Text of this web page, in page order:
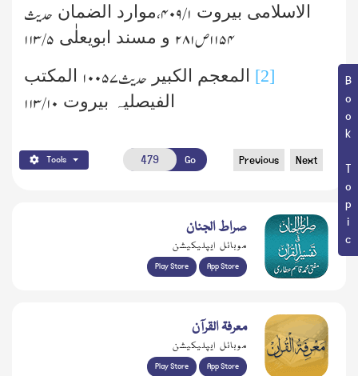
Book Topic
الاسلامی بیروت ۱ /۴۰۹، موارد الضمان حدیث
۱۱۵۴ص۲۸۱ و مسند ابویعلٰی ۵ /۱۱۳
[2] المعجم الکبیر حدیث۱۰۰۵۷
المکتب
الفیصلیہ بیروت ۱۰ /۱۱۳
Tools Go Previous Next
صراط الجنان
موبائل ایپلیکیشن
Play Store App Store
معرفۃ القرآن
موبائل ایپلیکیشن
Play Store App Store